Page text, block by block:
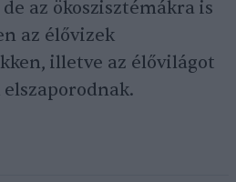
az ökoszisztémákra is
az élővizek
illetve az élővilágot